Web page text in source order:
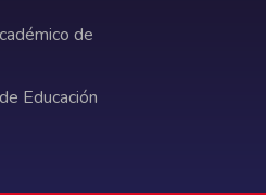
de
Educación